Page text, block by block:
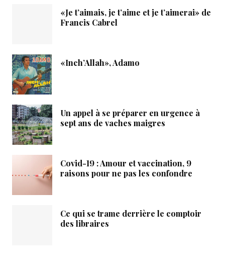
«Je t’aimais, je t’aime et je t’aimerai» de
Francis Cabrel
«Inch’Allah», Adamo
Un appel à se préparer en urgence à
sept ans de vaches maigres
Covid-19 : Amour et vaccination, 9
raisons pour ne pas les confondre
Ce qui se trame derrière le comptoir
des libraires